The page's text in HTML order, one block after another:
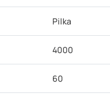
Pilka
4000
60